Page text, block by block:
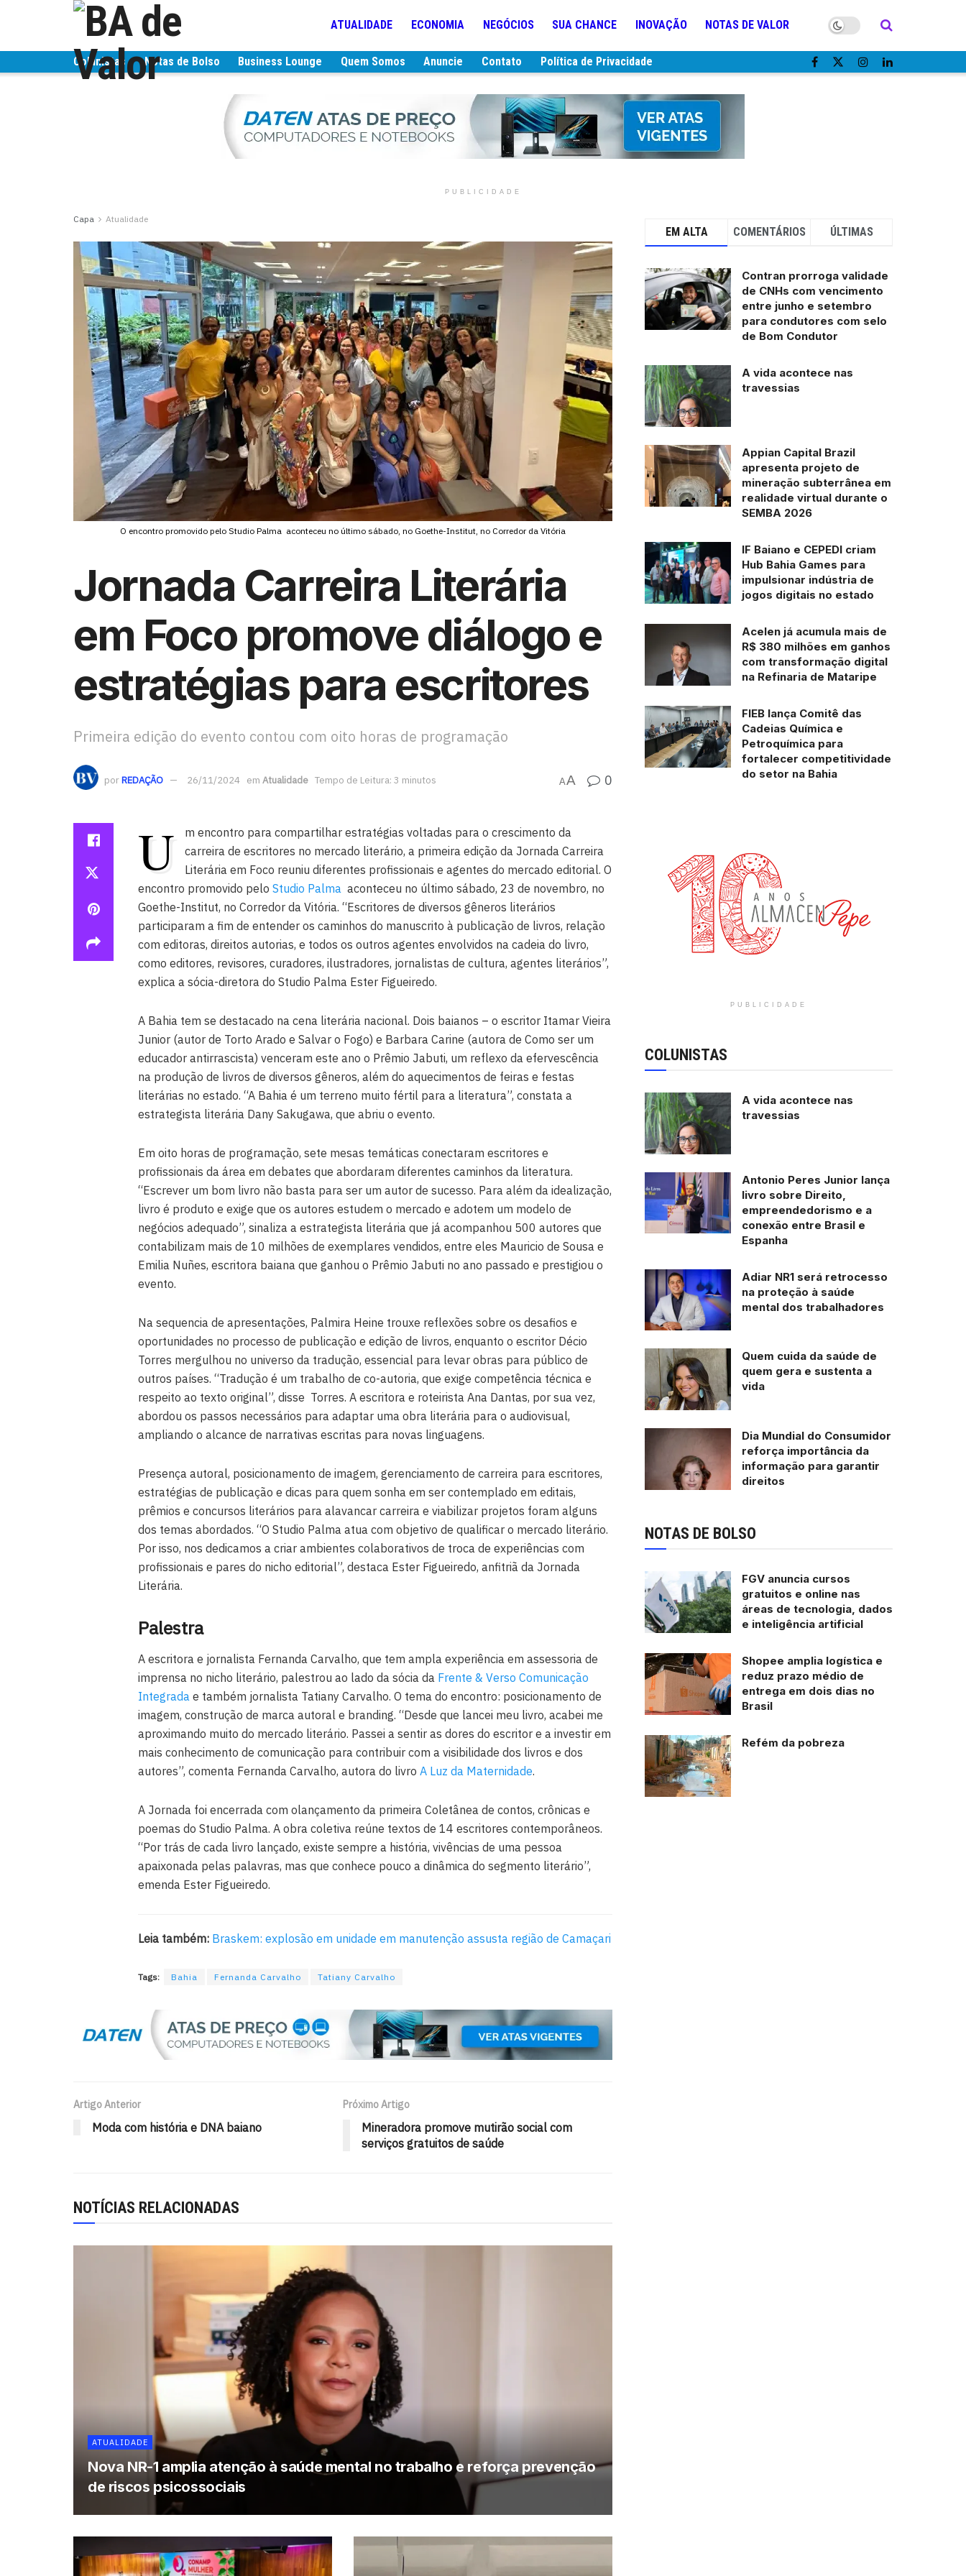
ATUALIDADE ECONOMIA NEGÓCIOS SUA CHANCE INOVAÇÃO NOTAS DE VALOR
Colunistas Notas de Bolso Business Lounge Quem Somos Anuncie Contato Política de Privacidade
PUBLICIDADE
Capa Atualidade
O encontro promovido pelo Studio Palma aconteceu no último sábado, no Goethe-Institut, no Corredor da Vitória
Jornada Carreira Literária
em Foco promove diálogo e
estratégias para escritores
Primeira edição do evento contou com oito horas de programação
porREDAÇÃO 26/11/2024 em Atualidade Tempo de Leitura: 3 minutos AA 0
U
m encontro para compartilhar estratégias voltadas para o crescimento da
carreira de escritores no mercado literário, a primeira edição da Jornada Carreira
Literária em Foco reuniu diferentes profissionais e agentes do mercado editorial. O
encontro promovido pelo Studio Palma aconteceu no último sábado, 23 de novembro, no
Goethe-Institut, no Corredor da Vitória. “Escritores de diversos gêneros literários
participaram a fim de entender os caminhos do manuscrito à publicação de livros, relação
com editoras, direitos autorias, e todos os outros agentes envolvidos na cadeia do livro,
como editores, revisores, curadores, ilustradores, jornalistas de cultura, agentes literários”,
explica a sócia-diretora do Studio Palma Ester Figueiredo.
A Bahia tem se destacado na cena literária nacional. Dois baianos – o escritor Itamar Vieira
Junior (autor de Torto Arado e Salvar o Fogo) e Barbara Carine (autora de Como ser um
educador antirrascista) venceram este ano o Prêmio Jabuti, um reflexo da efervescência
na produção de livros de diversos gêneros, além do aquecimentos de feiras e festas
literárias no estado. “A Bahia é um terreno muito fértil para a literatura”, constata a
estrategista literária Dany Sakugawa, que abriu o evento.
Em oito horas de programação, sete mesas temáticas conectaram escritores e
profissionais da área em debates que abordaram diferentes caminhos da literatura.
“Escrever um bom livro não basta para ser um autor de sucesso. Para além da idealização,
livro é produto e exige que os autores estudem o mercado e adotem um modelo de
negócios adequado”, sinaliza a estrategista literária que já acompanhou 500 autores que
contabilizam mais de 10 milhões de exemplares vendidos, entre eles Mauricio de Sousa e
Emilia Nuñes, escritora baiana que ganhou o Prêmio Jabuti no ano passado e prestigiou o
evento.
Na sequencia de apresentações, Palmira Heine trouxe reflexões sobre os desafios e
oportunidades no processo de publicação e edição de livros, enquanto o escritor Décio
Torres mergulhou no universo da tradução, essencial para levar obras para público de
outros países. “Tradução é um trabalho de co-autoria, que exige competência técnica e
respeito ao texto original”, disse Torres. A escritora e roteirista Ana Dantas, por sua vez,
abordou os passos necessários para adaptar uma obra literária para o audiovisual,
ampliando o alcance de narrativas escritas para novas linguagens.
Presença autoral, posicionamento de imagem, gerenciamento de carreira para escritores,
estratégias de publicação e dicas para quem sonha em ser contemplado em editais,
prêmios e concursos literários para alavancar carreira e viabilizar projetos foram alguns
dos temas abordados. “O Studio Palma atua com objetivo de qualificar o mercado literário.
Por isso, nos dedicamos a criar ambientes colaborativos de troca de experiências com
profissionais e pares do nicho editorial”, destaca Ester Figueiredo, anfitriã da Jornada
Literária.
Palestra
A escritora e jornalista Fernanda Carvalho, que tem ampla experiência em assessoria de
imprensa no nicho literário, palestrou ao lado da sócia da Frente & Verso Comunicação
Integrada e também jornalista Tatiany Carvalho. O tema do encontro: posicionamento de
imagem, construção de marca autoral e branding. “Desde que lancei meu livro, acabei me
aproximando muito do mercado literário. Passei a sentir as dores do escritor e a investir em
mais conhecimento de comunicação para contribuir com a visibilidade dos livros e dos
autores”, comenta Fernanda Carvalho, autora do livro A Luz da Maternidade.
A Jornada foi encerrada com olançamento da primeira Coletânea de contos, crônicas e
poemas do Studio Palma. A obra coletiva reúne textos de 14 escritores contemporâneos.
“Por trás de cada livro lançado, existe sempre a história, vivências de uma pessoa
apaixonada pelas palavras, mas que conhece pouco a dinâmica do segmento literário”,
emenda Ester Figueiredo.
Leia também: Braskem: explosão em unidade em manutenção assusta região de Camaçari
Tags: Bahia Fernanda Carvalho Tatiany Carvalho
Artigo Anterior
Moda com história e DNA baiano
Próximo Artigo
Mineradora promove mutirão social com
serviços gratuitos de saúde
NOTÍCIAS RELACIONADAS
ATUALIDADE
Nova NR-1 amplia atenção à saúde mental no trabalho e reforça prevenção
de riscos psicossociais
EM ALTA COMENTÁRIOS ÚLTIMAS
Contran prorroga validade
de CNHs com vencimento
entre junho e setembro
para condutores com selo
de Bom Condutor
A vida acontece nas
travessias
Appian Capital Brazil
apresenta projeto de
mineração subterrânea em
realidade virtual durante o
SEMBA 2026
IF Baiano e CEPEDI criam
Hub Bahia Games para
impulsionar indústria de
jogos digitais no estado
Acelen já acumula mais de
R$ 380 milhões em ganhos
com transformação digital
na Refinaria de Mataripe
FIEB lança Comitê das
Cadeias Química e
Petroquímica para
fortalecer competitividade
do setor na Bahia
PUBLICIDADE
COLUNISTAS
A vida acontece nas
travessias
Antonio Peres Junior lança
livro sobre Direito,
empreendedorismo e a
conexão entre Brasil e
Espanha
Adiar NR1 será retrocesso
na proteção à saúde
mental dos trabalhadores
Quem cuida da saúde de
quem gera e sustenta a
vida
Dia Mundial do Consumidor
reforça importância da
informação para garantir
direitos
NOTAS DE BOLSO
FGV anuncia cursos
gratuitos e online nas
áreas de tecnologia, dados
e inteligência artificial
Shopee amplia logística e
reduz prazo médio de
entrega em dois dias no
Brasil
Refém da pobreza